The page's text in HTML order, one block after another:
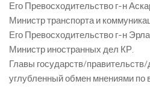
Его Превосходительство г-н
Министр транспорта и
Его Превосходительство г-н
Министр иностранных дел КР.
Главы государств/
углубленный обмен мнениями